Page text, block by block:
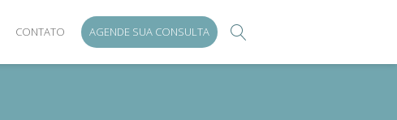
CONTATO AGENDE SUA CONSULTA